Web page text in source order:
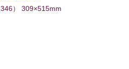
） 309×515mm